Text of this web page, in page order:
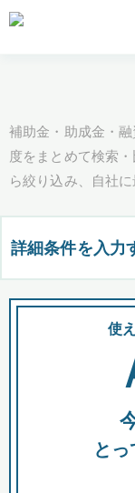
補助金・助成金・
度をまとめて検索
ら絞り込み、自社
詳細条件を入力
都道府県
全国の検索
助
使
と